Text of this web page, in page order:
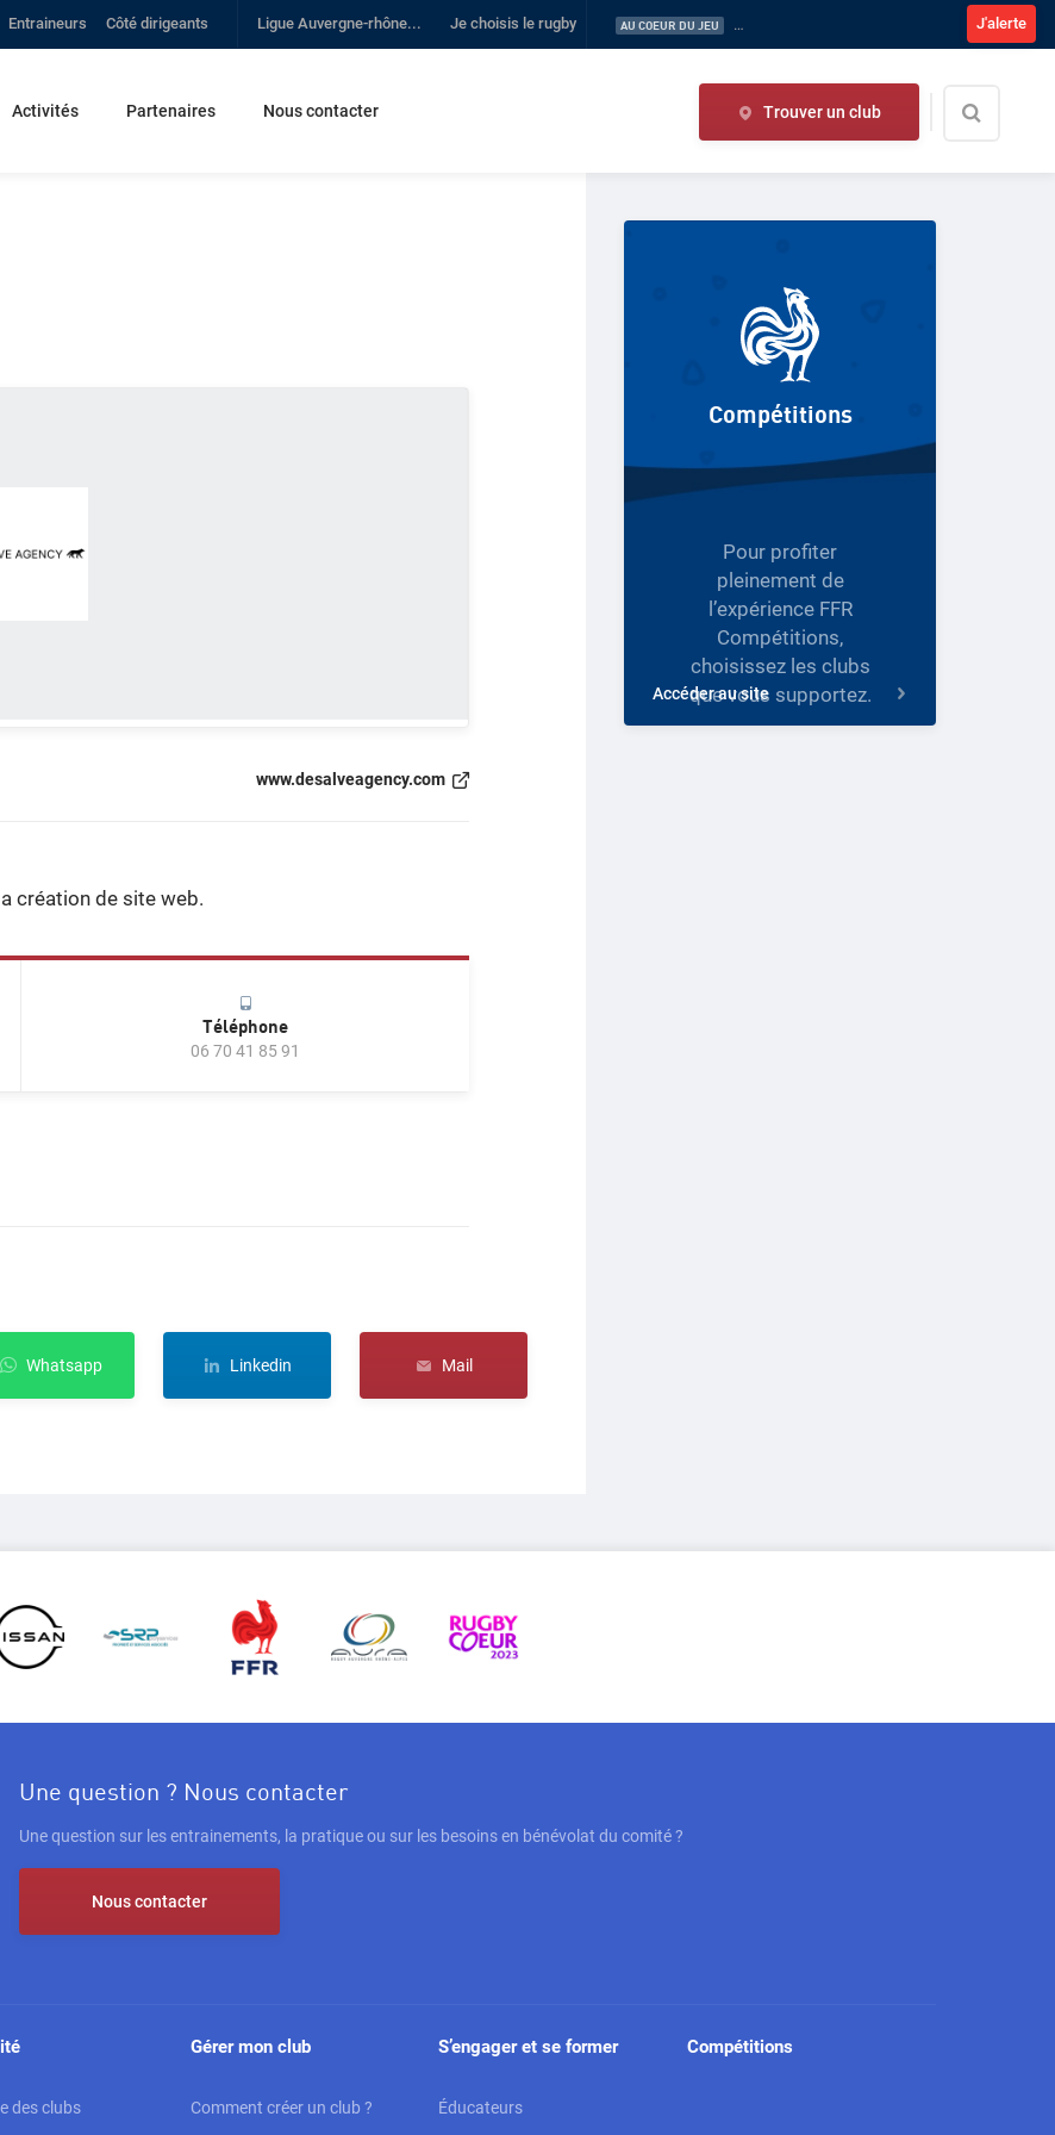
Entraineurs Côté dirigeants Ligue Auvergne-rhône... Je choisis le rugby AU COEUR DU JEU Compétitions fédérales : Tout savoir sur la
J'alerte
Activités Partenaires Nous contacter Trouver un club
www.desalveagency.com
création de site web.
Téléphone
06 70 41 85 91
Whatsapp Linkedin Mail
Compétitions
Pour profiter
pleinement de
l’expérience FFR
Compétitions,
choisissez les clubs
que vous supportez.
Accéder au site
Une question ? Nous contacter
Une question sur les entrainements, la pratique ou sur les besoins en bénévolat du comité ?
Nous contacter
des clubs
Gérer mon club
Comment créer un club ?
S’engager et se former
Éducateurs
Compétitions